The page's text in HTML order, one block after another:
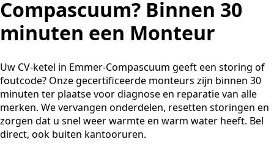
Compascuum? Binnen 30
minuten een Monteur
Uw CV-ketel in Emmer-Compascuum geeft een storing of
foutcode? Onze gecertificeerde monteurs zijn binnen 30
minuten ter plaatse voor diagnose en reparatie van alle
merken. We vervangen onderdelen, resetten storingen en
zorgen dat u snel weer warmte en warm water heeft. Bel
direct, ook buiten kantooruren.